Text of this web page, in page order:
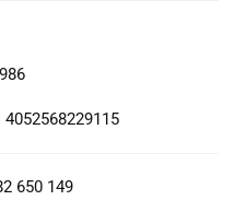
4052568229115
650 149